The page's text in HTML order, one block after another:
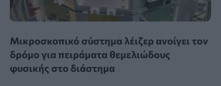
Μικροσκοπικό σύστημα λέιζερ ανοίγει τον
δρόμο για πειράματα θεμελιώδους
φυσικής στο διάστημα